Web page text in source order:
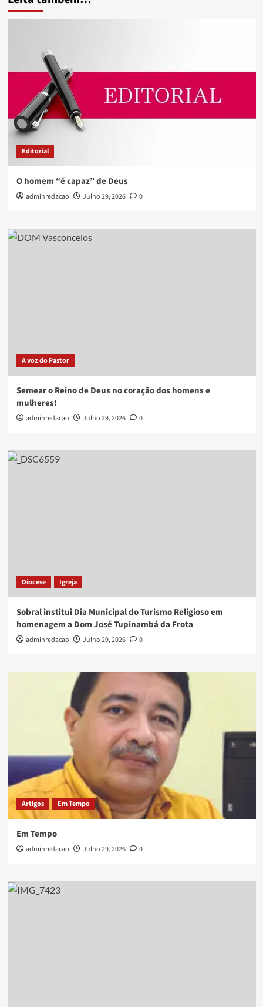
Editorial
O homem “é capaz” de Deus
adminredacao Julho 29, 2026 0
A voz do Pastor
Semear o Reino de Deus no coração dos homens e
mulheres!
adminredacao Julho 29, 2026 0
Diocese Igreja
Sobral institui Dia Municipal do Turismo Religioso em
homenagem a Dom José Tupinambá da Frota
adminredacao Julho 29, 2026 0
Artigos Em Tempo
Em Tempo
adminredacao Julho 29, 2026 0